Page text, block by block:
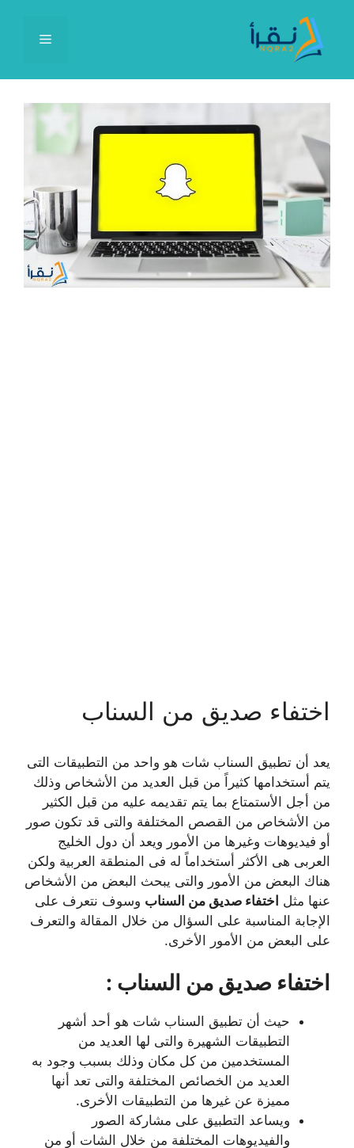
المحتوى
القائمة
اختفاء صديق من السناب
يعد أن تطبيق السناب شات هو واحد من التطبيقات التى
يتم أستخدامها كثيراً من قبل العديد من الأشخاص وذلك
من أجل الأستمتاع بما يتم تقديمه عليه من قبل الكثير
من الأشخاص من القصص المختلفة والتى قد تكون صور
أو فيديوهات وغيرها من الأمور ويعد أن دول الخليج
العربى هى الأكثر أستخداماً له فى المنطقة العربية ولكن
هناك البعض من الأمور والتى يبحث البعض من الأشخاص
عنها مثل اختفاء صديق من السناب وسوف نتعرف على
الإجابة المناسبة على السؤال من خلال المقالة والتعرف
على البعض من الأمور الأخرى.
اختفاء صديق من السناب :
حيث أن تطبيق السناب شات هو أحد أشهر
التطبيقات الشهيرة والتى لها العديد من
المستخدمين من كل مكان وذلك بسبب وجود به
العديد من الخصائص المختلفة والتى تعد أنها
مميزة عن غيرها من التطبيقات الأخرى.
ويساعد التطبيق على مشاركة الصور
والفيديوهات المختلفة من خلال الشات أو من